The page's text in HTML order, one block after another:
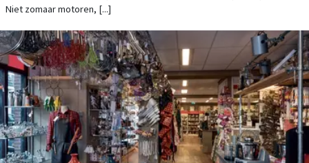
Niet zomaar motoren, [...]